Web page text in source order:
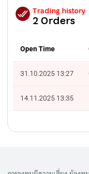
Trading history
2 Orders
Open Time
31.10.2025 13:27
14.11.2025 13:35